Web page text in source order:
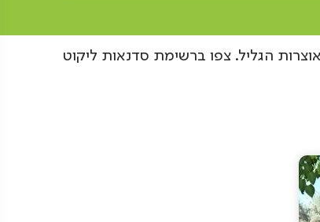
הגליל. צפו ברשימת סדנאות ליקוט